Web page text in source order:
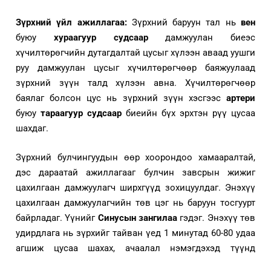
Зүрхний үйл ажиллагаа: Зүрхний баруун тал нь вен
буюу хураагуур судсаардамжуулан биеэс
хүчилтөрөгчийн дутагдалтай цусыг хүлээн аваад уушги
руу дамжуулан цусыг хүчилтөрөгчөөр баяжуулаад
зүрхний зүүн талд хүлээн авна. Хүчилтөрөгчөөр
баялаг болсон цус нь зүрхний зүүн хэсгээс артери
буюу тараагуур судсаар биеийн бүх эрхтэн рүү цусаа
шахдаг.
Зүрхний булчингуудын өөр хоорондоо хамааралтай,
дэс дараатай ажиллагааг булчин завсрын жижиг
цахилгаан дамжуулагч ширхгүүд зохицуулдаг. Энэхүү
цахилгаан дамжуулагчийн төв цэг нь баруун тосгуурт
байрладаг. Үүнийг Синусын зангилаа гэдэг. Энэхүү төв
удирдлага нь зүрхийг тайван үед 1 минутад 60-80 удаа
агшиж цусаа шахах, ачаалал нэмэгдэхэд түүнд